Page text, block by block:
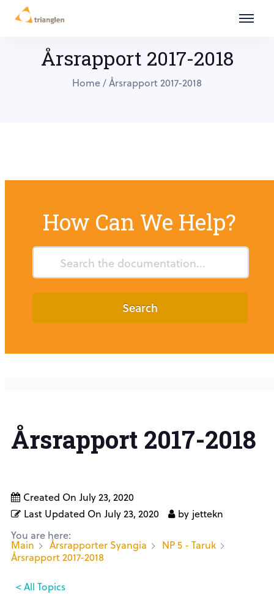
Årsrapport 2017-2018
Home/Årsrapport 2017-2018
How Can We Help?
Search
Årsrapport 2017-2018
Created On July 23, 2020
Last Updated On July 23, 2020 by jettekn
You are here:
Main Årsrapporter Syangia
NP 5 - Taruk
Årsrapport 2017-2018
< All Topics